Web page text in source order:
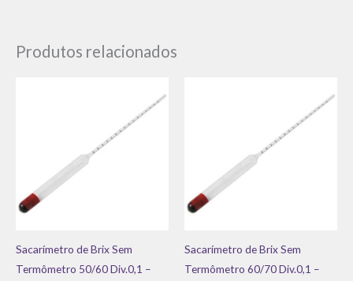
Produtos relacionados
Sacarímetro de Brix Sem
Termômetro 50/60 Div.0,1 –
Sacarímetro de Brix Sem
Termômetro 60/70 Div.0,1 –